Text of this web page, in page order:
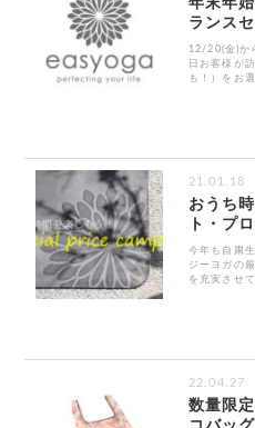
年末年
ランス
12/20(金)か
日お客様が
も！）をお
21.01.18
おうち
ト・プ
今年も自粛
ジーヨガの
を充実させ
22.04.27
数量限